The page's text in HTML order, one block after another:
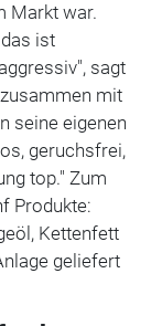
Markt war.
ist
sagt
mit
seine eigenen
geruchsfrei,
top." Zum
Produkte:
Kettenfett
geliefert